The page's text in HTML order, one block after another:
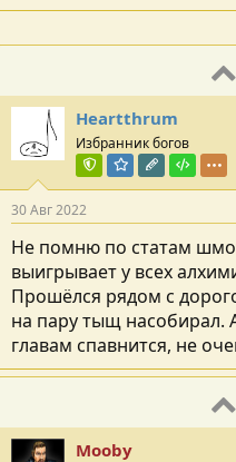
Heartthrum
Избранник богов
Команда форума
МодераторРедактор
30 Авг 2022
Не помню по статам
выигрывает у всех
Прошёлся рядом с
на пару тыщ насобирал.
главам спавнится, не
Mooby